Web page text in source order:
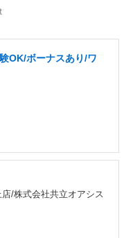
OK/ボーナスあり/ワ
/株式会社共立オアシス